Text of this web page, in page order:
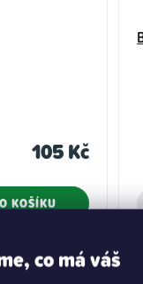
co má váš
105 Kč
KOŠÍKU